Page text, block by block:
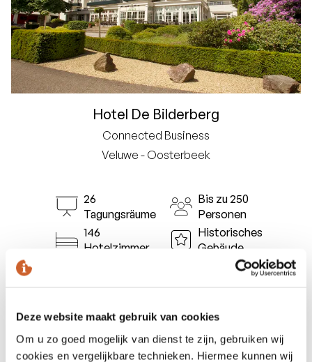
Deze website maakt gebruik van cookies
Om u zo goed mogelijk van dienst te zijn, gebruiken wij
cookies en vergelijkbare technieken. Hiermee kunnen wij
Hotel De Bilderberg
Connected Business
Veluwe - Oosterbeek
26
Tagungsräume
Bis zu 250
Personen
146
Hotelzimmer
Historisches
Gebäude
Hier tagen Sie, wo einst die erste Bilderberg-
gab, ist das Konferenzzentrum der Niederlande für
Konferenzen und Veranstaltungen.